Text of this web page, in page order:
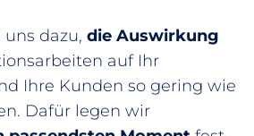
dazu, die Auswirkung
auf Ihr
Ihre Kunden so gering wie
Dafür legen wir